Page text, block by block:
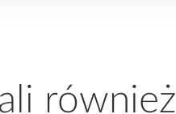
również